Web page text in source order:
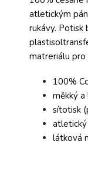
atletickým
rukávy. Potisk
matreriálu pro
100%
měkký
sítotisk
látková